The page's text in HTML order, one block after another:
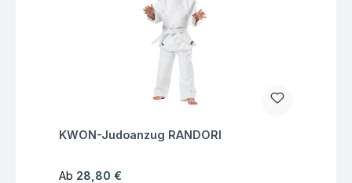
Fragen zum Artikel
KWON-Judoanzug RANDORI
Regulärer Preis:
Ab 28,80 €